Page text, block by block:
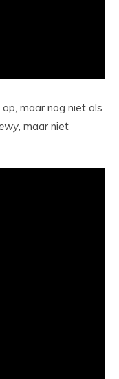
maar nog niet als
, maar niet